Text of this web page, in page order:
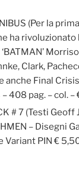
(Per la
ha rivoluzionato
Clark,
anche Final
408 pag. – col. –
# 7 (Testi Geoff
– Disegni
Variant PIN €